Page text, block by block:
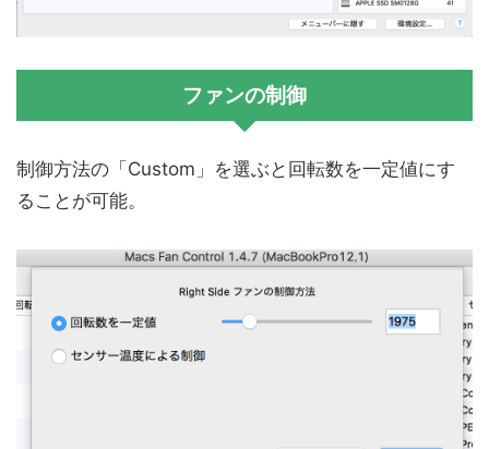
ファンの制御
制御方法の「Custom」を選ぶと回転数を一定値にす
ることが可能。